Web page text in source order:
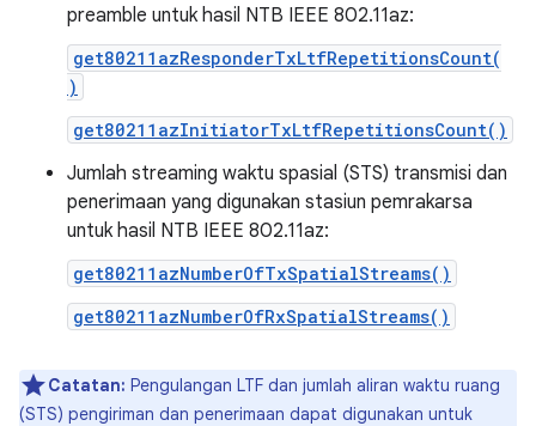
preamble untuk hasil NTB IEEE 802.11az:
get80211azResponderTxLtfRepetitionsCount(
)
get80211azInitiatorTxLtfRepetitionsCount()
Jumlah streaming waktu spasial (STS) transmisi dan
penerimaan yang digunakan stasiun pemrakarsa
untuk hasil NTB IEEE 802.11az:
get80211azNumberOfTxSpatialStreams()
get80211azNumberOfRxSpatialStreams()
Catatan: Pengulangan LTF dan jumlah aliran waktu ruang
(STS) pengiriman dan penerimaan dapat digunakan untuk